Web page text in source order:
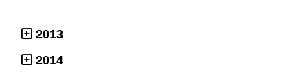
2013
2014